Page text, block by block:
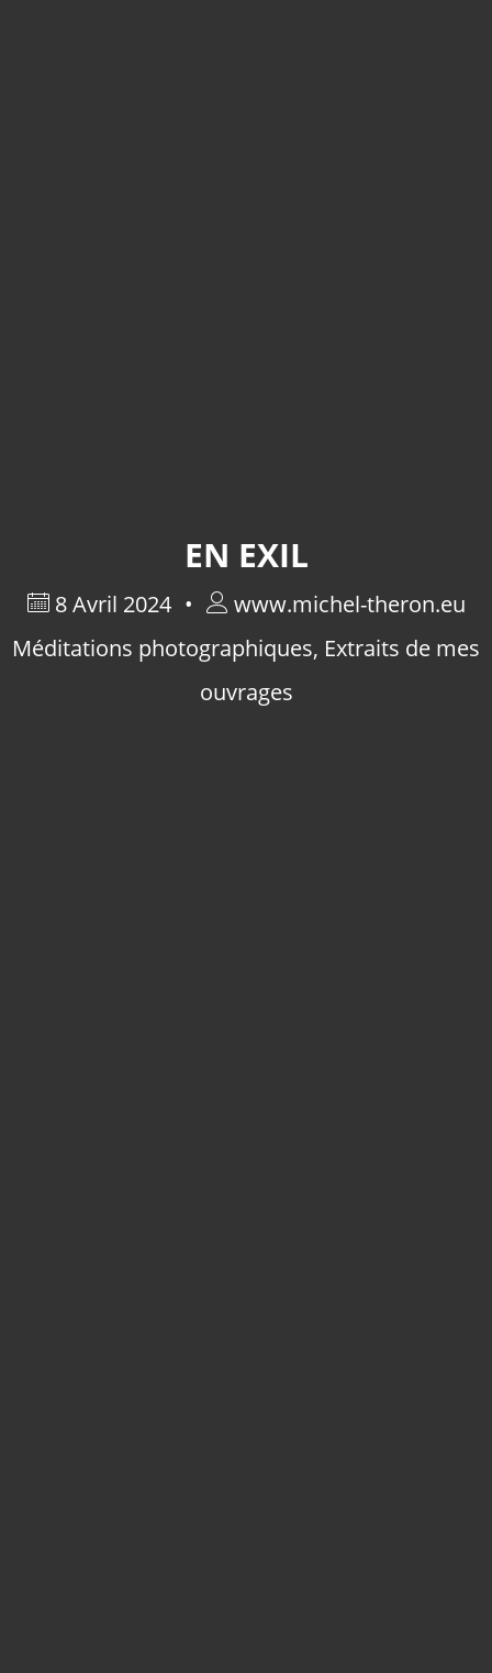
EN EXIL
8 Avril 2024
www.michel-theron.eu
Méditations photographiques, Extraits de mes
ouvrages